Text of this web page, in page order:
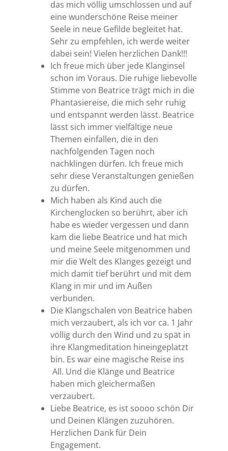
das mich völlig umschlossen und auf
eine wunderschöne Reise meiner
Seele in neue Gefilde begleitet hat.
Sehr zu empfehlen, ich werde weiter
dabei sein! Vielen herzlichen Dank!!!
Ich freue mich über jede Klanginsel
schon im Voraus. Die ruhige liebevolle
Stimme von Beatrice trägt mich in die
Phantasiereise, die mich sehr ruhig
und entspannt werden lässt. Beatrice
lässt sich immer vielfältige neue
Themen einfallen, die in den
nachfolgenden Tagen noch
nachklingen dürfen. Ich freue mich
sehr diese Veranstaltungen genießen
zu dürfen.
Mich haben als Kind auch die
Kirchenglocken so berührt, aber ich
habe es wieder vergessen und dann
kam die liebe Beatrice und hat mich
und meine Seele mitgenommen und
mir die Welt des Klanges gezeigt und
mich damit tief berührt und mit dem
Klang in mir und im Außen
verbunden.
Die Klangschalen von Beatrice haben
mich verzaubert, als ich vor ca. 1 Jahr
völlig durch den Wind und zu spät in
ihre Klangmeditation hineingeplatzt
bin. Es war eine magische Reise ins
All. Und die Klänge und Beatrice
haben mich gleichermaßen
verzaubert.
Liebe Beatrice, es ist soooo schön Dir
und Deinen Klängen zuzuhören.
Herzlichen Dank für Dein
Engagement.